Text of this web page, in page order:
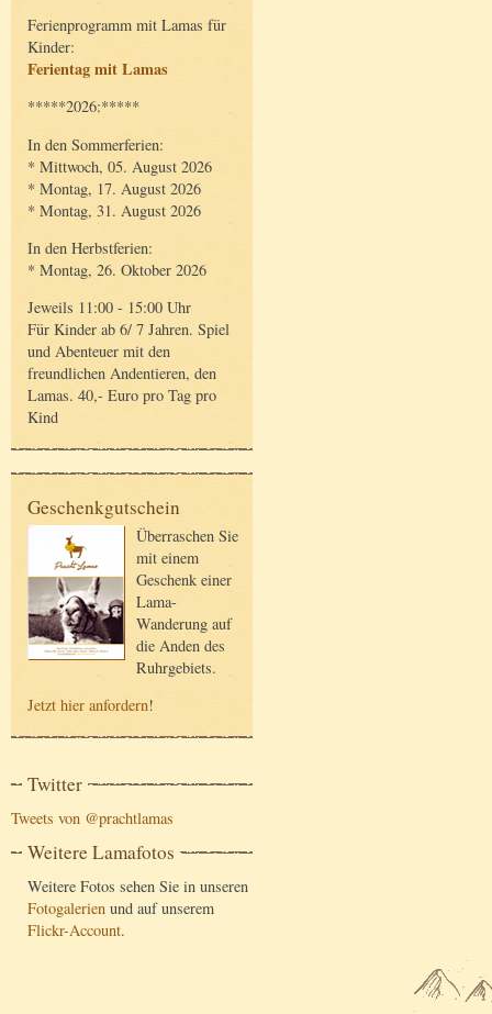
Ferienprogramm mit Lamas für
Kinder:
Ferientag mit Lamas
*****2026:*****
In den Sommerferien:
* Mittwoch, 05. August 2026
* Montag, 17. August 2026
* Montag, 31. August 2026
In den Herbstferien:
* Montag, 26. Oktober 2026
Jeweils 11:00 - 15:00 Uhr
Für Kinder ab 6/ 7 Jahren. Spiel
und Abenteuer mit den
freundlichen Andentieren, den
Lamas. 40,- Euro pro Tag pro
Kind
Geschenkgutschein
Überraschen Sie
mit einem
Geschenk einer
Lama-
Wanderung auf
die Anden des
Ruhrgebiets.
Jetzt hier anfordern!
Twitter
Tweets von @prachtlamas
Weitere Lamafotos
Weitere Fotos sehen Sie in unseren
Fotogalerien und auf unserem
Flickr-Account.